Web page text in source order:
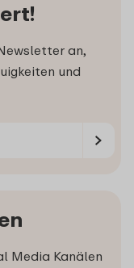
an,
und
Media Kanälen